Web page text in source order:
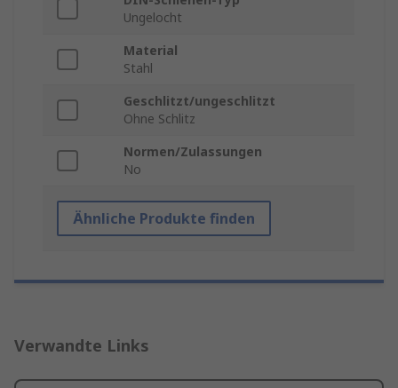
Ungelocht
Material
Stahl
Geschlitzt/ungeschlitzt
Ohne Schlitz
Normen/Zulassungen
No
Ähnliche Produkte finden
Verwandte Links